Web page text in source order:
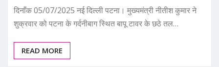
दिनाँक 05/07/2025 नई दिल्ली पटना। मुख्यमंत्री नीतीश कुमार ने
शुक्रवार को पटना के गर्दनीबाग स्थित बापू टावर के छठे तल…
READ MORE